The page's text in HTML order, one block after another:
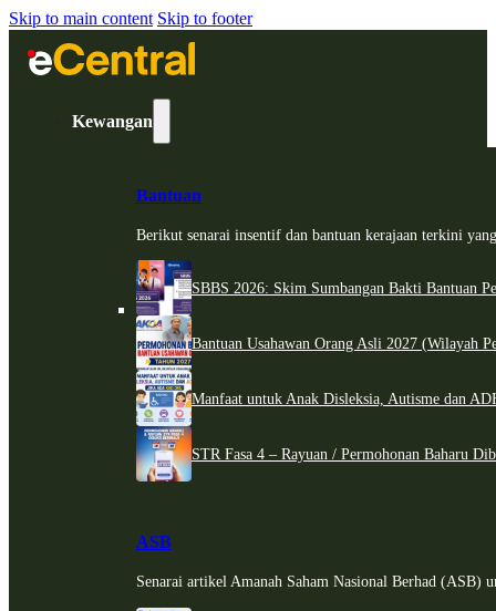
Skip to main content Skip to footer
Kewangan
Bantuan
Berikut senarai insentif dan bantuan kerajaan terkini
SBBS 2026: Skim Sumbangan Bakti Bantuan
Bantuan Usahawan Orang Asli 2027 (Wilayah
Manfaat untuk Anak Disleksia, Autisme dan
STR Fasa 4 – Rayuan / Permohonan Baharu
ASB
Senarai artikel Amanah Saham Nasional Berhad (ASB)